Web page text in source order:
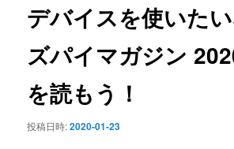
ョ
ン
デバイスを使いた
ズパイマガジン
を読もう！
投稿日時:2020-01-23